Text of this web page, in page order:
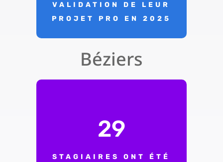
VALIDATION DE LEUR
PROJET PRO EN 2025
Béziers
29
STAGIAIRES ONT ÉTÉ